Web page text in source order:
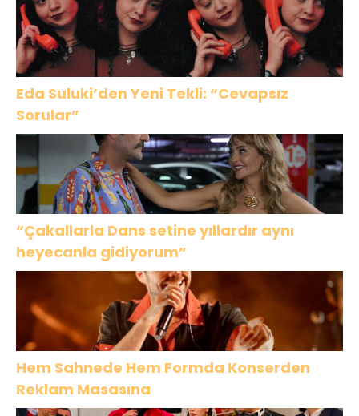
Eda Suluki’den Yeni Tekli: “Cevapsız
Sorular”
“Çakallarla Dans setine yıllardır aynı
heyecanla gidiyorum”
Hem Sahnede Hem Formda Konserden
Reklam Masasına